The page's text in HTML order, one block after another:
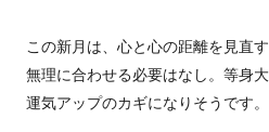
この新月は、心と心の距離を見直す
無理に合わせる必要はなし。等身
運気アップのカギになりそうです。